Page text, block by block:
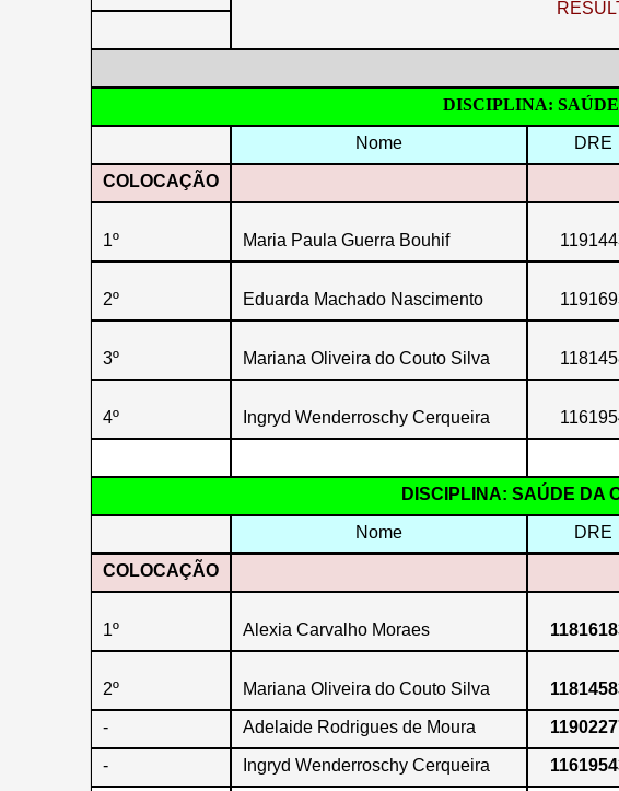
DISCIPLINA: SAÚDE
Nome DRE
COLOCAÇÃO
1º Maria Paula Guerra Bouhif
2º Eduarda Machado Nascimento
3º Mariana Oliveira do Couto Silva
4º Ingryd Wenderroschy Cerqueira
DISCIPLINA: SAÚDE DA
Nome DRE
COLOCAÇÃO
1º Alexia Carvalho Moraes
2º Mariana Oliveira do Couto Silva
- Adelaide Rodrigues de Moura
- Ingryd Wenderroschy Cerqueira